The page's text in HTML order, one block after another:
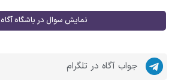
نمایش سوال در باشگاه آگاه
جواب آگاه در تلگرام